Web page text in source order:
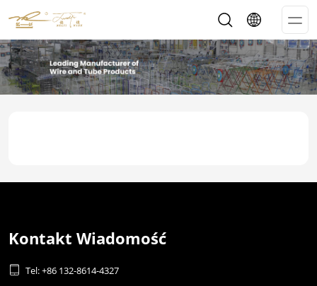
Kontakt Wiadomość
 Tel: +86 132-8614-4327